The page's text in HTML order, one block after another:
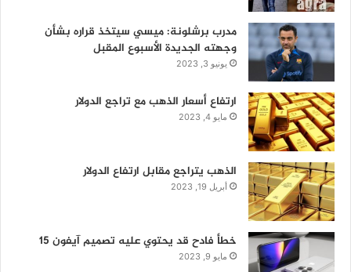
مدرب برشلونة: ميسي سيتخذ قراره بشأن
وجهته الجديدة الأسبوع المقبل
يونيو 3, 2023
ارتفاع أسعار الذهب مع تراجع الدولار
مايو 4, 2023
الذهب يتراجع مقابل ارتفاع الدولار
أبريل 19, 2023
خطأ فادح قد يحتوي عليه تصميم آيفون 15
مايو 9, 2023